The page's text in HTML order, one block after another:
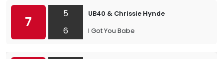
7
5
6
UB40 & Chrissie Hynde
I Got You Babe